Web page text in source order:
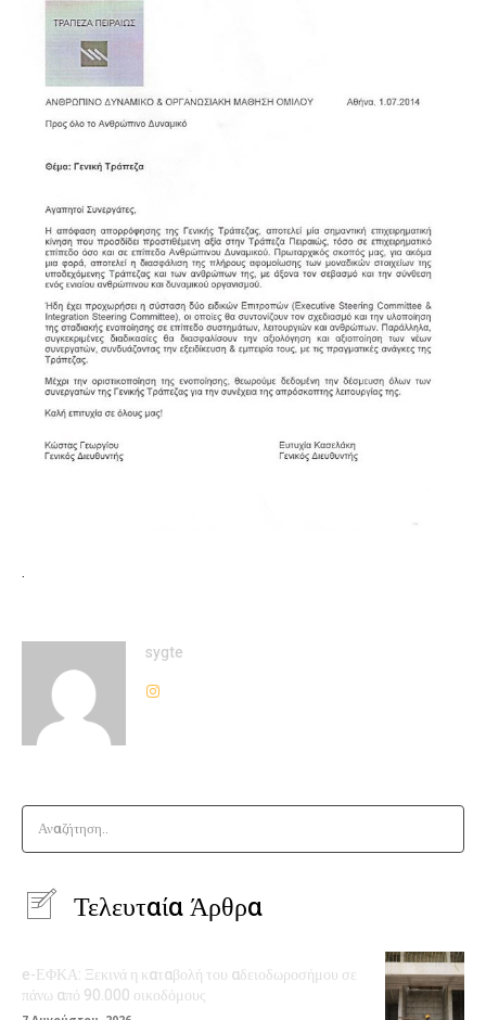
.
sygte
Αναζήτηση..
Τελευταία Άρθρα
e-ΕΦΚΑ: Ξεκινά η καταβολή του αδειοδωροσήμου σε
πάνω από 90.000 οικοδόμους